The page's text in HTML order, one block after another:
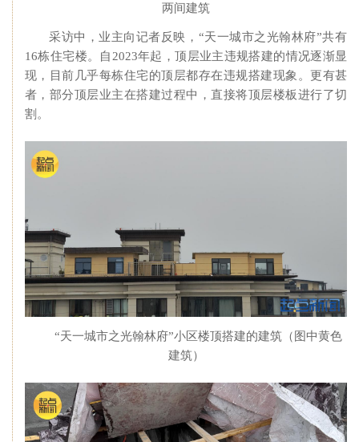
两间建筑
采访中，业主向记者反映，“天一城市之光翰林府”共有
16栋住宅楼。自2023年起，顶层业主违规搭建的情况逐渐显
现，目前几乎每栋住宅的顶层都存在违规搭建现象。更有甚
者，部分顶层业主在搭建过程中，直接将顶层楼板进行了切
割。
“天一城市之光翰林府”小区楼顶搭建的建筑（图中黄色
建筑）